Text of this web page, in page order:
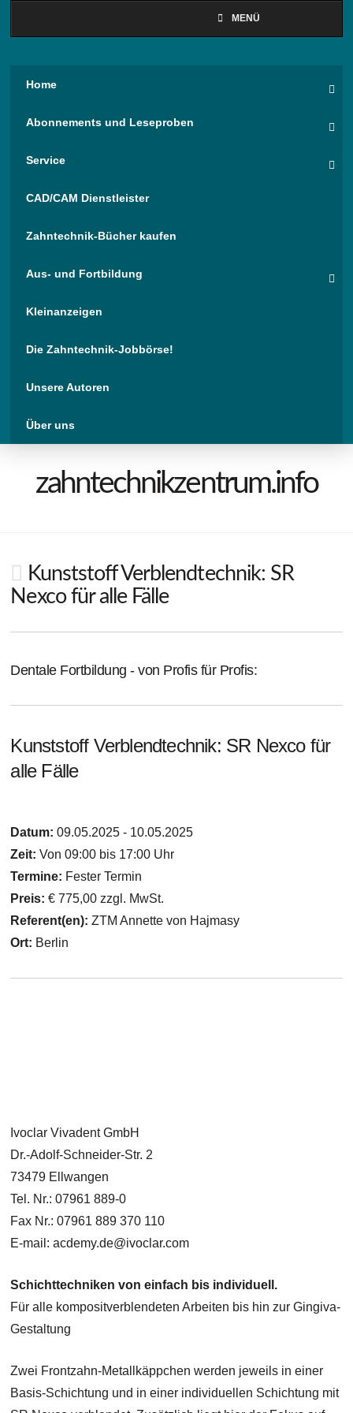
MENÜ
Home
Abonnements und Leseproben
Service
CAD/CAM Dienstleister
Zahntechnik-Bücher kaufen
Aus- und Fortbildung
Kleinanzeigen
Die Zahntechnik-Jobbörse!
Unsere Autoren
Über uns
zahntechnikzentrum.info
Kunststoff Verblendtechnik: SR
Nexco für alle Fälle
Dentale Fortbildung - von Profis für Profis:
Kunststoff Verblendtechnik: SR Nexco für
alle Fälle
Datum:09.05.2025 - 10.05.2025
Zeit: Von 09:00 bis 17:00 Uhr
Termine: Fester Termin
Preis: € 775,00 zzgl. MwSt.
Referent(en):ZTM Annette von Hajmasy
Ort: Berlin
Ivoclar Vivadent GmbH
Dr.-Adolf-Schneider-Str. 2
73479 Ellwangen
Tel. Nr.: 07961 889-0
Fax Nr.: 07961 889 370 110
E-mail: acdemy.de@ivoclar.com
Schichttechniken von einfach bis individuell.
Für alle kompositverblendeten Arbeiten bis hin zur Gingiva-
Gestaltung
Zwei Frontzahn-Metallkäppchen werden jeweils in einer
Basis-Schichtung und in einer individuellen Schichtung mit